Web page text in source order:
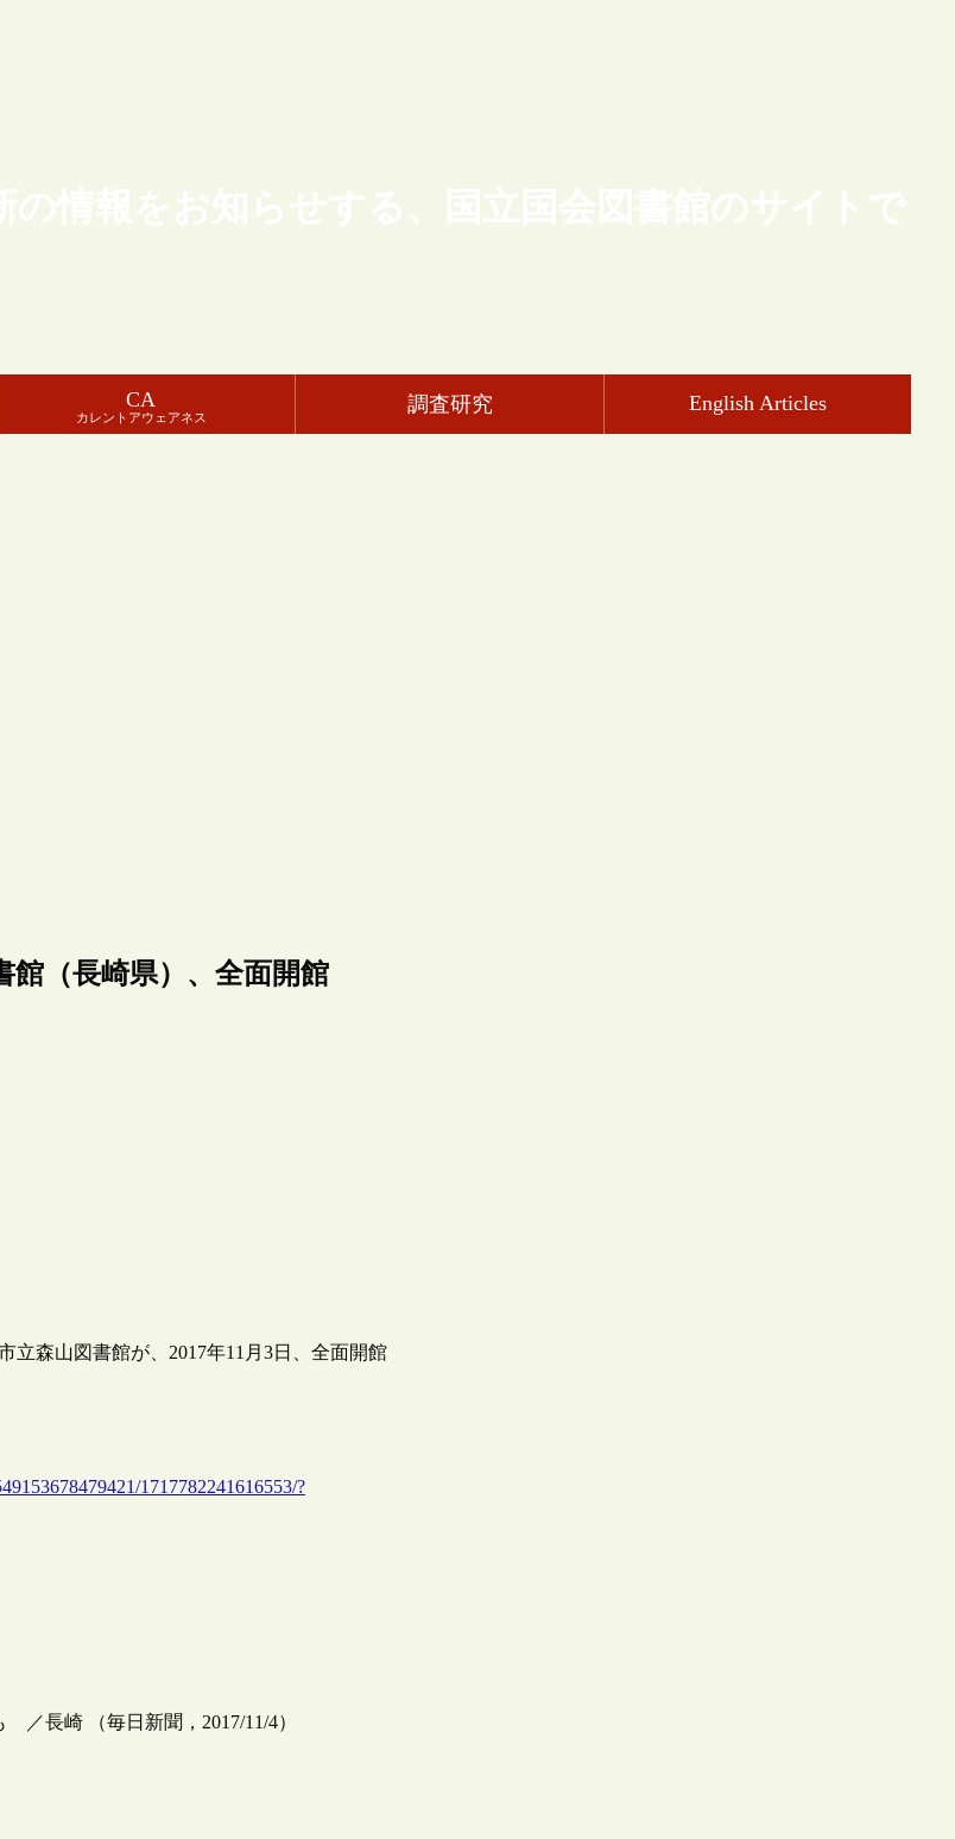
の情報をお知らせする、国立国会図書館のサイトで
CA
カレントアウェアネス
調査研究 English Articles
（長崎県）、全面開館
立森山図書館が、2017年11月3日、全面開館
1717782241616553/?
長崎 （毎日新聞，2017/11/4）